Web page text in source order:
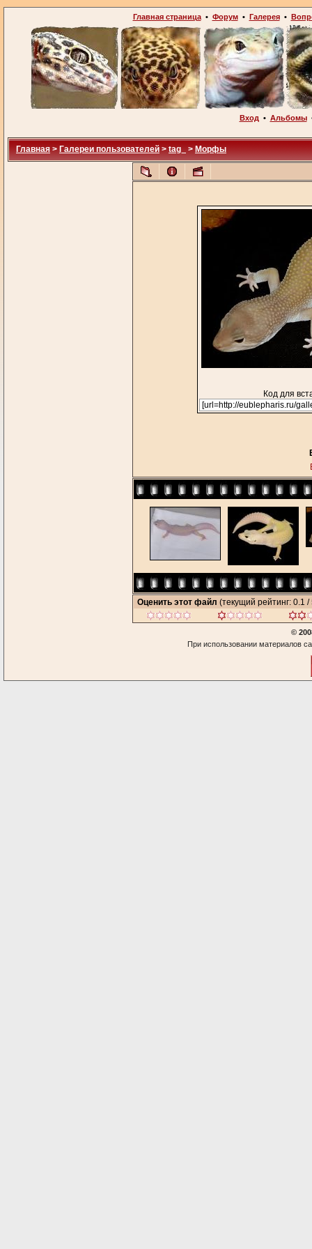
Главная страница• Форум• Галерея•
Вход • Альбомы
Главная > Галереи пользователей > tag_ > Морфы
Код для
Оценить этот файл (текущий рейтинг: 0.1 /
©
При использовании материалов